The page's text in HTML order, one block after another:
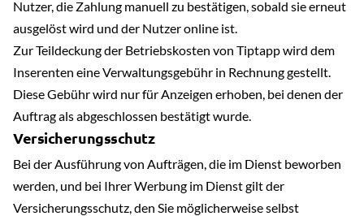
Nutzer, die Zahlung manuell zu bestätigen, sobald sie erneut
ausgelöst wird und der Nutzer online ist.
Zur Teildeckung der Betriebskosten von Tiptapp wird dem
Inserenten eine Verwaltungsgebühr in Rechnung gestellt.
Diese Gebühr wird nur für Anzeigen erhoben, bei denen der
Auftrag als abgeschlossen bestätigt wurde.
Versicherungsschutz
Bei der Ausführung von Aufträgen, die im Dienst beworben
werden, und bei Ihrer Werbung im Dienst gilt der
Versicherungsschutz, den Sie möglicherweise selbst